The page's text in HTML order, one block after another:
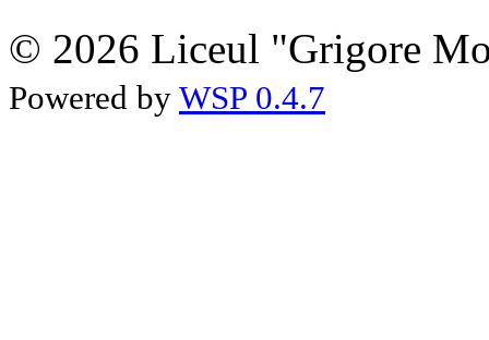
© 2026 Liceul "Grigore
Powered by WSP 0.4.7